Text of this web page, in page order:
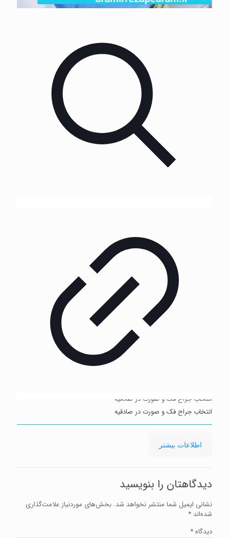
انتخاب جراح فک و صورت در صادقیه
انتخاب جراح فک و صورت در صادقیه
اطلاعات بیشتر
صورت
صادقیه
دیدگاهتان را بنویسید
نشانی ایمیل شما منتشر نخواهد شد. بخش‌های موردنیاز علامت‌گذاری
شده‌اند *
دیدگاه*